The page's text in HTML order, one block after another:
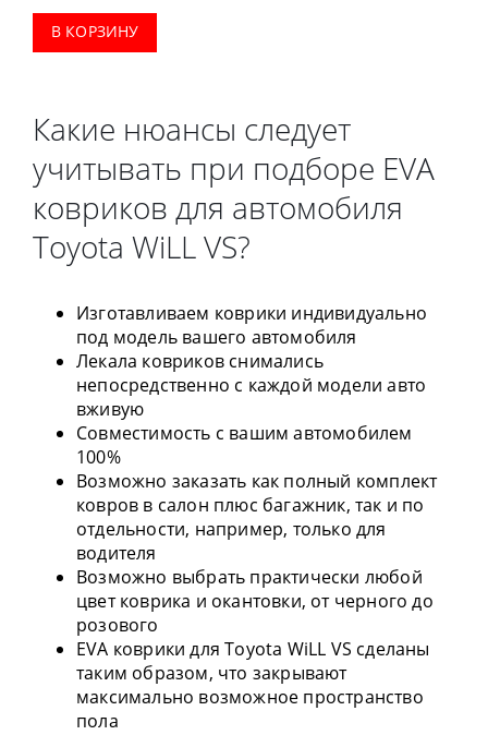
В КОРЗИНУ
Какие нюансы следует
учитывать при подборе EVA
ковриков для автомобиля
Toyota WiLL VS?
Изготавливаем коврики индивидуально
под модель вашего автомобиля
Лекала ковриков снимались
непосредственно с каждой модели авто
вживую
Совместимость с вашим автомобилем
100%
Возможно заказать как полный комплект
ковров в салон плюс багажник, так и по
отдельности, например, только для
водителя
Возможно выбрать практически любой
цвет коврика и окантовки, от черного до
розового
EVA коврики для Toyota WiLL VS сделаны
таким образом, что закрывают
максимально возможное пространство
пола